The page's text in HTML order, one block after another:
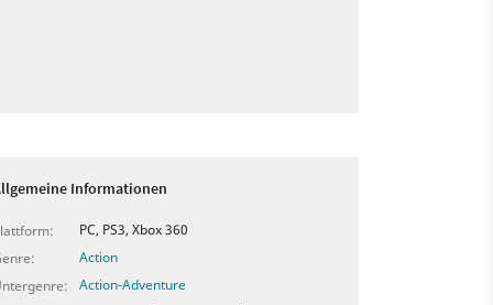
Informationen
PC, PS3, Xbox 360
Action
Action-Adventure